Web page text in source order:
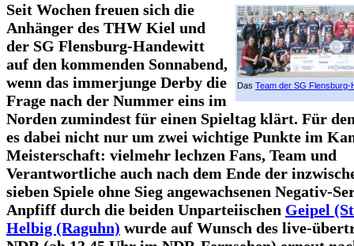
Das Team der SG Flensburg-
Seit Wochen freuen sich die
Anhänger des THW Kiel und
der SG Flensburg-Handewitt
auf den kommenden Sonnabend,
wenn das immerjunge Derby die
Frage nach der Nummer eins im
Norden zumindest für einen Spieltag klärt. Für
es dabei nicht nur um zwei wichtige Punkte im
Meisterschaft: vielmehr lechzen Fans, Team und
Verantwortliche auch nach dem Ende der
sieben Spiele ohne Sieg angewachsenen Negativ-
Anpfiff durch die beiden Unparteiischen Geipel
Helbig (Raguhn) wurde auf Wunsch des live-